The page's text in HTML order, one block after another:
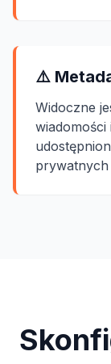
⚠️
Widoczne
wiadomości
prywatnych